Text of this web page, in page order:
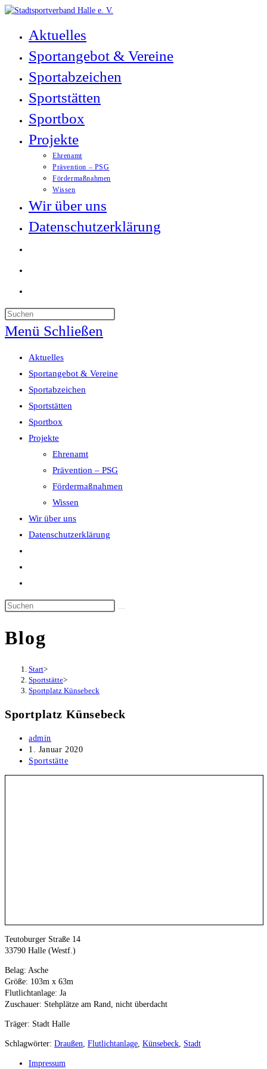
Zum
springenAktuelles
Sportangebot & Vereine
Sportabzeichen
Sportstätten
Sportbox
Projekte
Ehrenamt
Prävention – PSG
Fördermaßnahmen
Wissen
Wir über uns
Datenschutzerklärung
Suche
umschalten
Menü Schließen
Aktuelles
Sportangebot & Vereine
Sportabzeichen
Sportstätten
Sportbox
Projekte
Ehrenamt
Prävention – PSG
Fördermaßnahmen
Wissen
Wir über uns
Datenschutzerklärung
Suche
umschalten
Blog
Start>
Sportstätte>
Sportplatz Künsebeck
Sportplatz Künsebeck
Beitrags-
Autor:
admin
Beitrag
veröffentlicht:
1. Januar 2020
Beitrags-
Sportstätte
Teu­to­bur­ger Stra­ße 14
33790 Hal­le (Westf.)
Belag: Asche
Grö­ße: 103m x 63m
Flut­licht­an­la­ge: Ja
Zuschau­er: Steh­plät­ze am Rand, nicht überdacht
Trä­ger: Stadt Halle
Schlagwörter: Draußen, Flutlichtanlage, Künsebeck, Stadt
Impressum